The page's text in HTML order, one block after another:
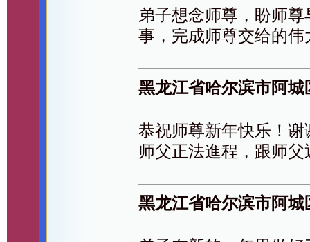
弟子想念师尊，盼师
事，完成师尊交给的伟
黑龙江省哈尔滨市阿
恭祝师尊新年快乐！
师父正法進程，跟师
黑龙江省哈尔滨市阿